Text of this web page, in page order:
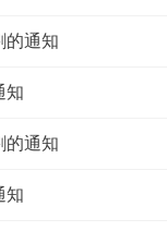
的通知
知
的通知
知